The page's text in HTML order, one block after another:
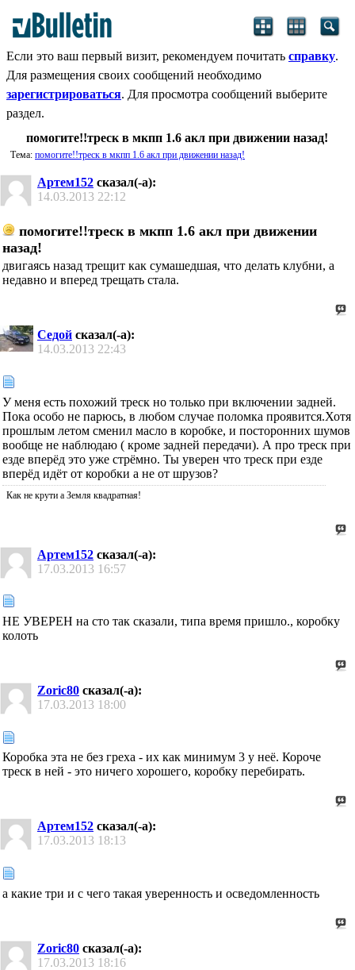
Если это ваш первый визит, рекомендуем почитать справку.
Для размещения своих сообщений необходимо
зарегистрироваться. Для просмотра сообщений выберите
раздел.
помогите!!треск в мкпп 1.6 акл при движении назад!
Тема: помогите!!треск в мкпп 1.6 акл при движении назад!
Артем152 сказал(-а):
14.03.2013 22:12
помогите!!треск в мкпп 1.6 акл при движении
назад!
двигаясь назад трещит как сумашедшая, что делать клубни, а
недавно и вперед трещать стала.
Седой сказал(-а):
14.03.2013 22:43
У меня есть похожий треск но только при включении задней.
Пока особо не парюсь, в любом случае поломка проявится.Хотя
прошлым летом сменил масло в коробке, и посторонних шумов
вообще не наблюдаю ( кроме задней передачи). А про треск при
езде вперёд это уже стрёмно. Ты уверен что треск при езде
вперёд идёт от коробки а не от шрузов?
Как не крути а Земля квадратная!
Артем152 сказал(-а):
17.03.2013 16:57
НЕ УВЕРЕН на сто так сказали, типа время пришло., коробку
колоть
Zoric80 сказал(-а):
17.03.2013 18:00
Коробка эта не без греха - их как минимум 3 у неё. Короче
треск в ней - это ничего хорошего, коробку перебирать.
Артем152 сказал(-а):
17.03.2013 18:13
а какие три и с чего такая уверенность и осведомленность
Zoric80 сказал(-а):
17.03.2013 18:16